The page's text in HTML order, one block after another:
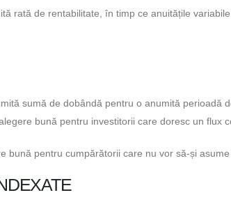
rată de rentabilitate, în timp ce anuitățile
sumă de dobândă pentru o anumită perioadă
bună pentru investitorii care doresc un flux
bună pentru cumpărătorii care nu vor să-și